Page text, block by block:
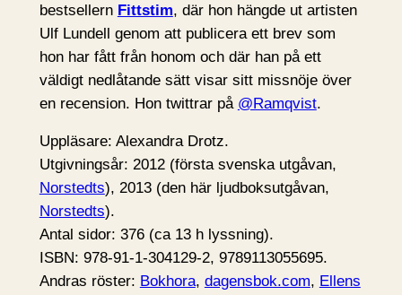
bestsellern Fittstim, där hon hängde ut artisten
Ulf Lundell genom att publicera ett brev som
hon har fått från honom och där han på ett
väldigt nedlåtande sätt visar sitt missnöje över
en recension. Hon twittrar på @Ramqvist.
Uppläsare: Alexandra Drotz.
Utgivningsår: 2012 (första svenska utgåvan,
Norstedts), 2013 (den här ljudboksutgåvan,
Norstedts).
Antal sidor: 376 (ca 13 h lyssning).
ISBN: 978-91-1-304129-2, 9789113055695.
Andras röster: Bokhora, dagensbok.com, Ellens